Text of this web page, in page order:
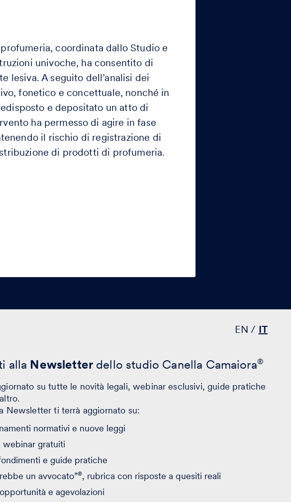
coordinata dallo Studio e
univoche, ha consentito di
lesiva. A seguito dell’analisi dei
fonetico e concettuale, nonché in
e depositato un atto di
ha permesso di agire in fase
il rischio di registrazione di
di prodotti di profumeria.
IT
EN
alla Newsletter dello studio Canella Camaiora®
su tutte le novità legali, webinar esclusivi, guide pratiche
Newsletter ti terrà aggiornato su:
normativi e nuove leggi
webinar gratuiti
e guide pratiche
un avvocato”®, rubrica con risposte a quesiti reali
e agevolazioni